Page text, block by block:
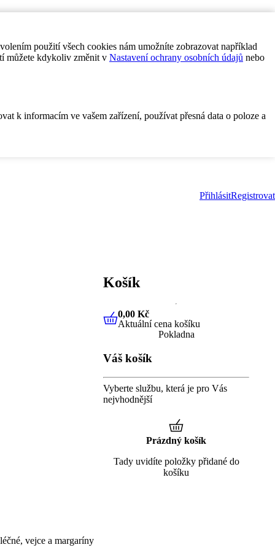
použití všech cookies nám umožníte zobrazovat například
můžete kdykoliv změnit v Nastavení ochrany osobních údajů nebo
k informacím ve vašem zařízení, používat přesná data o poloze a
PřihlásitRegistrovat
vejce a margaríny
Košík
0,00 KčAktuální cena košíku
0,00 Kč
Aktuální cena košíku
Pokladna
Váš košík
Vyberte službu, která je pro Vás
nejvhodnější
Prázdný košík
Tady uvidíte položky přidané do
košíku